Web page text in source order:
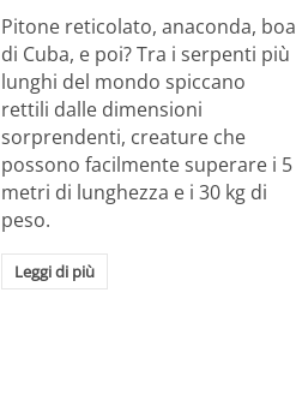
Pitone reticolato, anaconda, boa
di Cuba, e poi? Tra i serpenti più
lunghi del mondo spiccano
rettili dalle dimensioni
sorprendenti, creature che
possono facilmente superare i 5
metri di lunghezza e i 30 kg di
peso.
Leggi di più